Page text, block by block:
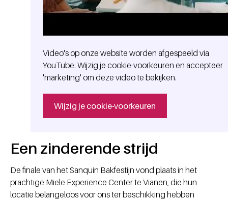
Video's op onze website worden afgespeeld via
YouTube. Wijzig je cookie-voorkeuren en accepteer
'marketing' om deze video te bekijken.
Wijzig je cookie-voorkeuren
Een zinderende strijd
De finale van het Sanquin Bakfestijn vond plaats in het
prachtige Miele Experience Center te Vianen, die hun
locatie belangeloos voor ons ter beschikking hebben